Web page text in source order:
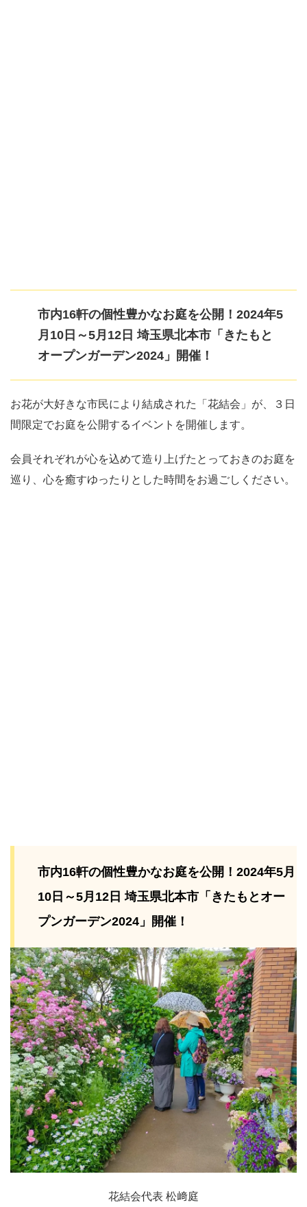
市内16軒の個性豊かなお庭を公開！2024年5
月10日～5月12日 埼玉県北本市「きたもと
オープンガーデン2024」開催！
お花が大好きな市民により結成された「花結会」が、３日
間限定でお庭を公開するイベントを開催します。
会員それぞれが心を込めて造り上げたとっておきのお庭を
巡り、心を癒すゆったりとした時間をお過ごしください。
市内16軒の個性豊かなお庭を公開！2024年5月
10日～5月12日 埼玉県北本市「きたもとオー
プンガーデン2024」開催！
花結会代表 松﨑庭